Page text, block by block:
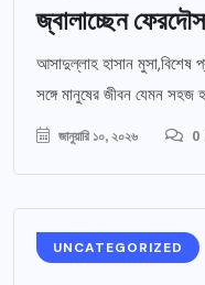
জ্বালাচ্ছেন
আসাদুল্লাহ হাসান মুসা,বিশেষ
সঙ্গে মানুষের জীবন যেমন সহজ
জানুয়ারি ১০, ২০২৬ 0
UNCATEGORIZED